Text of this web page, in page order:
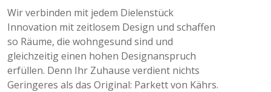
Wir verbinden mit jedem Dielenstück
Innovation mit zeitlosem Design und schaffen
so Räume, die wohngesund sind und
gleichzeitig einen hohen Designanspruch
erfüllen. Denn Ihr Zuhause verdient nichts
Geringeres als das Original: Parkett von Kährs.